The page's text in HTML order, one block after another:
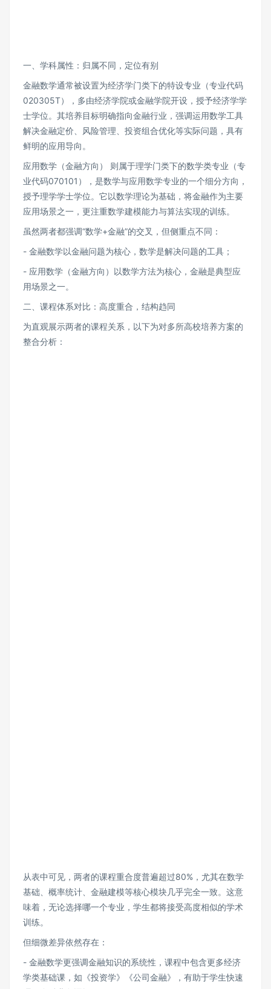
一、学科属性：归属不同，定位有别
金融数学通常被设置为经济学门类下的特设专业（专业代码
020305T），多由经济学院或金融学院开设，授予经济学学
士学位。其培养目标明确指向金融行业，强调运用数学工具
解决金融定价、风险管理、投资组合优化等实际问题，具有
鲜明的应用导向。
应用数学（金融方向） 则属于理学门类下的数学类专业（专
业代码070101），是数学与应用数学专业的一个细分方向，
授予理学学士学位。它以数学理论为基础，将金融作为主要
应用场景之一，更注重数学建模能力与算法实现的训练。
虽然两者都强调“数学+金融”的交叉，但侧重点不同：
- 金融数学以金融问题为核心，数学是解决问题的工具；
- 应用数学（金融方向）以数学方法为核心，金融是典型应
用场景之一。
二、课程体系对比：高度重合，结构趋同
为直观展示两者的课程关系，以下为对多所高校培养方案的
整合分析：
从表中可见，两者的课程重合度普遍超过80%，尤其在数学
基础、概率统计、金融建模等核心模块几乎完全一致。这意
味着，无论选择哪一个专业，学生都将接受高度相似的学术
训练。
但细微差异依然存在：
- 金融数学更强调金融知识的系统性，课程中包含更多经济
学类基础课，如《投资学》《公司金融》，有助于学生快速